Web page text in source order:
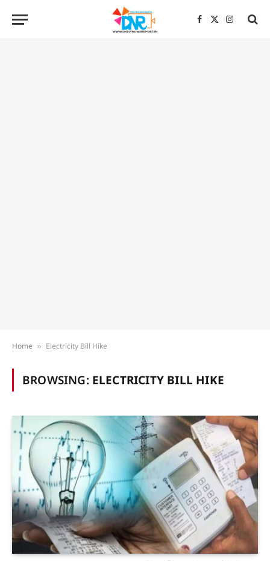
Facebook
X
Home » Electricity Bill Hike
BROWSING: ELECTRICITY BILL HIKE